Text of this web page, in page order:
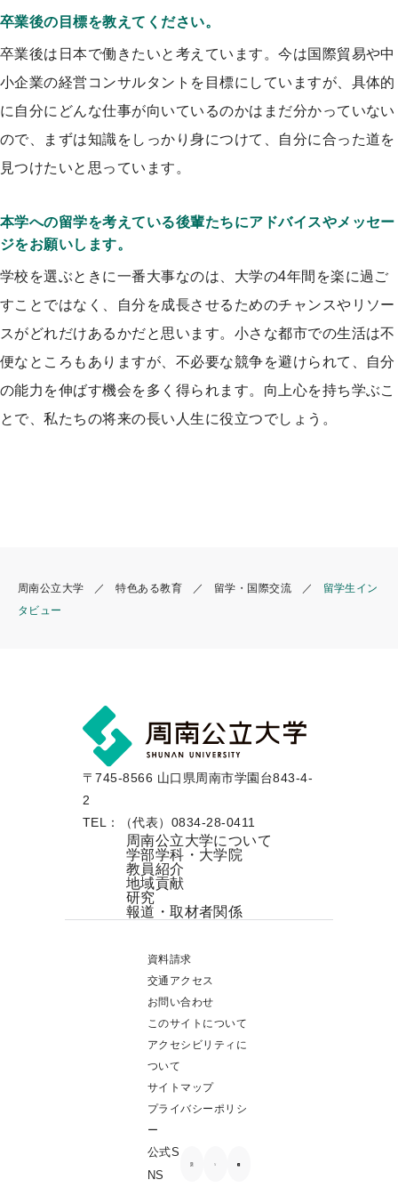
卒業後の目標を教えてください。
卒業後は日本で働きたいと考えています。今は国際貿易や中
小企業の経営コンサルタントを目標にしていますが、具体的
に自分にどんな仕事が向いているのかはまだ分かっていない
ので、まずは知識をしっかり身につけて、自分に合った道を
見つけたいと思っています。
本学への留学を考えている後輩たちにアドバイスやメッセー
ジをお願いします。
学校を選ぶときに一番大事なのは、大学の4年間を楽に過ご
すことではなく、自分を成長させるためのチャンスやリソー
スがどれだけあるかだと思います。小さな都市での生活は不
便なところもありますが、不必要な競争を避けられて、自分
の能力を伸ばす機会を多く得られます。向上心を持ち学ぶこ
とで、私たちの将来の長い人生に役立つでしょう。
周南公立大学 特色ある教育 留学・国際交流
留学生イン
タビュー
〒745-8566 山口県周南市学園台843-4-
2
TEL：（代表）0834-28-0411
周南公立大学について
学部学科・大学院
教員紹介
地域貢献
研究
報道・取材者関係
資料請求
交通アクセス
お問い合わせ
このサイトについて
アクセシビリティに
ついて
サイトマップ
プライバシーポリシ
ー
公式S
NS